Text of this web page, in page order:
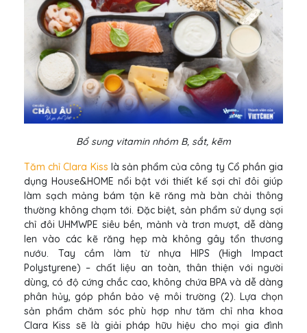
Bổ sung vitamin nhóm B, sắt, kẽm
Tăm chỉ Clara Kiss là sản phẩm của công ty Cổ phần gia
dụng House&HOME nổi bật với thiết kế sợi chỉ đôi giúp
làm sạch mảng bám tận kẽ răng mà bàn chải thông
thường không chạm tới. Đặc biệt, sản phẩm sử dụng sợi
chỉ đôi UHMWPE siêu bền, mảnh và trơn mượt, dễ dàng
len vào các kẽ răng hẹp mà không gây tổn thương
nướu. Tay cầm làm từ nhựa HIPS (High Impact
Polystyrene) – chất liệu an toàn, thân thiện với người
dùng, có độ cứng chắc cao, không chứa BPA và dễ dàng
phân hủy, góp phần bảo vệ môi trường (2). Lựa chọn
sản phẩm chăm sóc phù hợp như tăm chỉ nha khoa
Clara Kiss sẽ là giải pháp hữu hiệu cho mọi gia đình